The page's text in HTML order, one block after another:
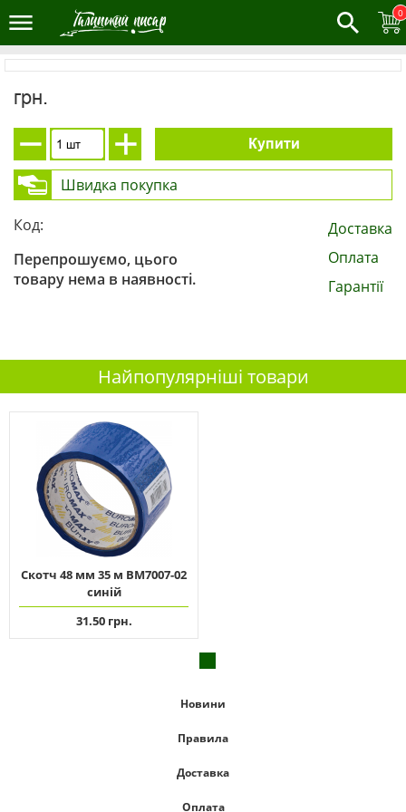
0
грн.
Купити
Швидка покупка
Код:
Перепрошуємо, цього
товару нема в наявності.
Доставка
Оплата
Гарантії
Найпопулярніші товари
Скотч 48 мм 35 м ВМ7007-02
синій
31.50 грн.
Новини
Правила
Доставка
Оплата